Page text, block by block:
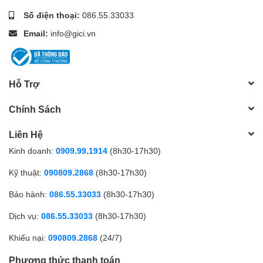
phép chia sẻ media dễ dàng và tạo cloud
Số điện thoại: 086.55.33033
Email: info@gici.vn
Hỗ Trợ
Chính Sách
Liên Hệ
Kinh doanh: 0909.99.1914 (8h30-17h30)
Kỹ thuật: 090809.2868 (8h30-17h30)
Bảo hành: 086.55.33033 (8h30-17h30)
Dịch vụ: 086.55.33033 (8h30-17h30)
Khiếu nại: 090809.2868 (24/7)
Phương thức thanh toán